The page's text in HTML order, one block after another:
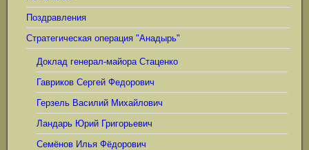
Поздравления
Стратегическая операция "Анадырь"
Доклад генерал-майора Стаценко
Гавриков Сергей Федорович
Герзель Василий Михайлович
Ландарь Юрий Григорьевич
Семёнов Илья Фёдорович